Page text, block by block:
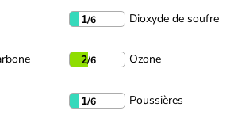
1/6 Dioxyde de soufre
2/6 Ozone
1/6 Poussières